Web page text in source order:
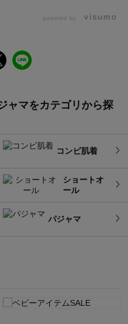
powered by
ャマをカテゴリから探
コンビ肌着
ショートオ
ール
パジャマ